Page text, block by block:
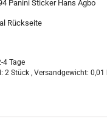
Panini Sticker Hans Agbo
Rückseite
4 Tage
2 Stück , Versandgewicht: 0,01